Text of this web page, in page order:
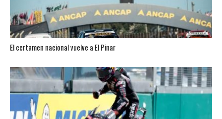
El certamen nacional vuelve a El Pinar